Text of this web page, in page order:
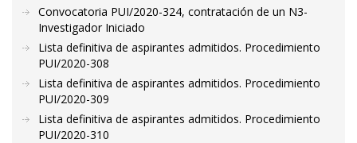
Convocatoria PUI/2020-324, contratación de un N3-
Investigador Iniciado
Lista definitiva de aspirantes admitidos. Procedimiento
PUI/2020-308
Lista definitiva de aspirantes admitidos. Procedimiento
PUI/2020-309
Lista definitiva de aspirantes admitidos. Procedimiento
PUI/2020-310